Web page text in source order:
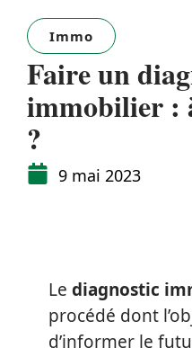
Immo
Faire un
immobilier :
?
9 mai 2023
Le diagnostic
procédé dont
d’informer le